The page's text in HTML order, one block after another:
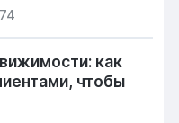
как
чтобы